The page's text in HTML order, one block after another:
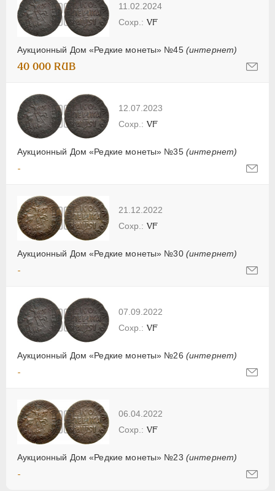
11.02.2024
Аукционный Дом «Редкие монеты» №45 (интернет)
VF
40 000 RUB
12.07.2023
Аукционный Дом «Редкие монеты» №35 (интернет)
VF
-
21.12.2022
Аукционный Дом «Редкие монеты» №30 (интернет)
VF
-
07.09.2022
Аукционный Дом «Редкие монеты» №26 (интернет)
VF
-
06.04.2022
Аукционный Дом «Редкие монеты» №23 (интернет)
VF
-